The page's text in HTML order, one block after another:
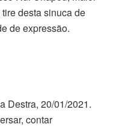
desta sinuca de
de expressão.
Destra, 20/01/2021.
contar